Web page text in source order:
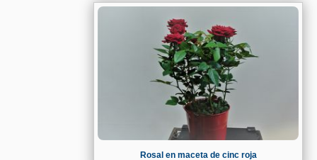
Rosal en maceta de cinc roja